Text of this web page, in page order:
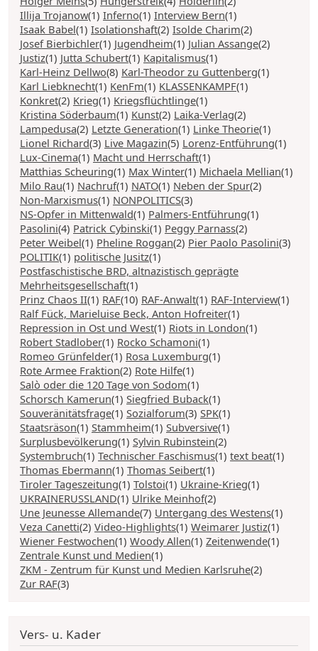
Illija Trojanow(1) Inferno(1) Interview Bern(1)
Isaak Babel(1) Isolationshaft(2) Isolde Charim(2)
Josef Bierbichler(1) Jugendheim(1) Julian Assange(2)
Justiz(1) Jutta Schubert(1) Kapitalismus(1)
Karl-Heinz Dellwo(8) Karl-Theodor zu Guttenberg(1)
Karl Liebknecht(1) KenFm(1) KLASSENKAMPF(1)
Konkret(2) Krieg(1) Kriegsflüchtlinge(1)
Kristina Söderbaum(1) Kunst(2) Laika-Verlag(2)
Lampedusa(2) Letzte Generation(1) Linke Theorie(1)
Lionel Richard(3) Live Magazin(5) Lorenz-Entführung(1)
Lux-Cinema(1) Macht und Herrschaft(1)
Matthias Scheuring(1) Max Winter(1) Michaela Mellian(1)
Milo Rau(1) Nachruf(1) NATO(1) Neben der Spur(2)
Non-Marxismus(1) NONPOLITICS(3)
NS-Opfer in Mittenwald(1) Palmers-Entführung(1)
Pasolini(4) Patrick Cybinski(1) Peggy Parnass(2)
Peter Weibel(1) Pheline Roggan(2) Pier Paolo Pasolini(3)
POLITIK(1) politische Jusitz(1)
Postfaschistische BRD, altnazistisch geprägte
Mehrheitsgesellschaft(1)
Prinz Chaos II(1) RAF(10) RAF-Anwalt(1) RAF-Interview(1)
Ralf Fück, Marieluise Beck, Anton Hofreiter(1)
Repression in Ost und West(1) Riots in London(1)
Robert Stadlober(1) Rocko Schamoni(1)
Romeo Grünfelder(1) Rosa Luxemburg(1)
Rote Armee Fraktion(2) Rote Hilfe(1)
Salò oder die 120 Tage von Sodom(1)
Schorsch Kamerun(1) Siegfried Buback(1)
Souveränitätsfrage(1) Sozialforum(3) SPK(1)
Staatsräson(1) Stammheim(1) Subversive(1)
Surplusbevölkerung(1) Sylvin Rubinstein(2)
Systembruch(1) Technischer Faschismus(1) text beat(1)
Thomas Ebermann(1) Thomas Seibert(1)
Tiroler Tageszeitung(1) Tolstoi(1) Ukraine-Krieg(1)
UKRAINERUSSLAND(1) Ulrike Meinhof(2)
Une Jeunesse Allemande(7) Untergang des Westens(1)
Veza Canetti(2) Video-Highlights(1) Weimarer Justiz(1)
Wiener Festwochen(1) Woody Allen(1) Zeitenwende(1)
Zentrale Kunst und Medien(1)
ZKM - Zentrum für Kunst und Medien Karlsruhe(2)
Zur RAF(3)
Vers- u. Kader